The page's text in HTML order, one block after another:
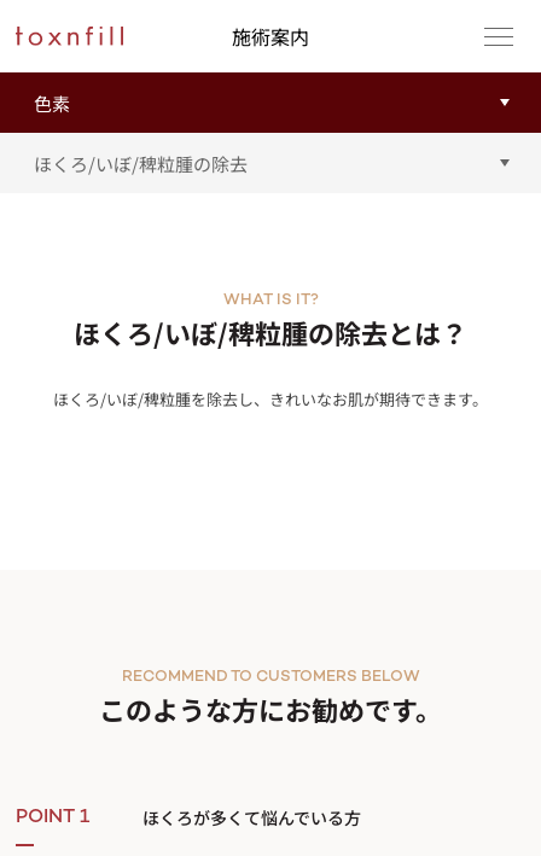
施術案内
ほくろ/いぼ/稗粒腫の除去とは？
WHAT IS IT?
ほくろ/いぼ/稗粒腫を除去し、きれいなお肌が期待できます。
このような方にお勧めです。
RECOMMEND TO CUSTOMERS BELOW
POINT 1 ほくろが多くて悩んでいる方